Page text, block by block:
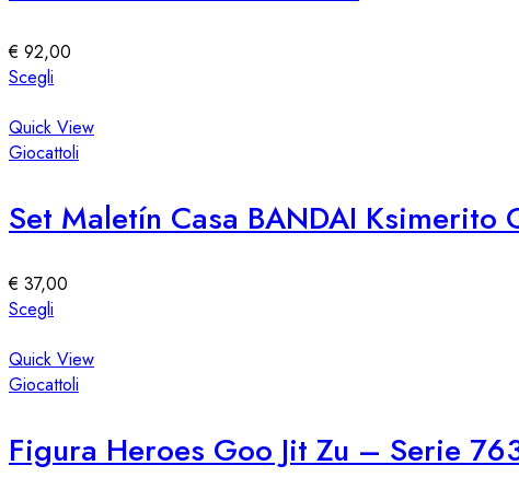
essere
pagina
del
€ 92,00
Scegli
ha
più
Le
opzioni
essere
pagina
del
Quick View
Giocattoli
Set Maletín Casa BANDAI
€ 37,00
Scegli
ha
più
opzioni
Quick View
Giocattoli
Figura Heroes Goo Jit Zu – Serie